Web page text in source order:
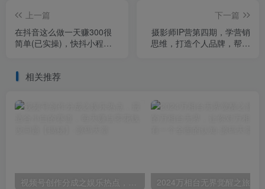
上一篇
在抖音这么做一天赚300很
简单(已实操)，快抖小程序
下一篇
摄影师IP营第四期，学营销
思维，打造个人品牌，帮助
相关推荐
视频号创作分成之娱乐热点，最适合小白的赛道，每天赚点零花钱没问题【揭秘】